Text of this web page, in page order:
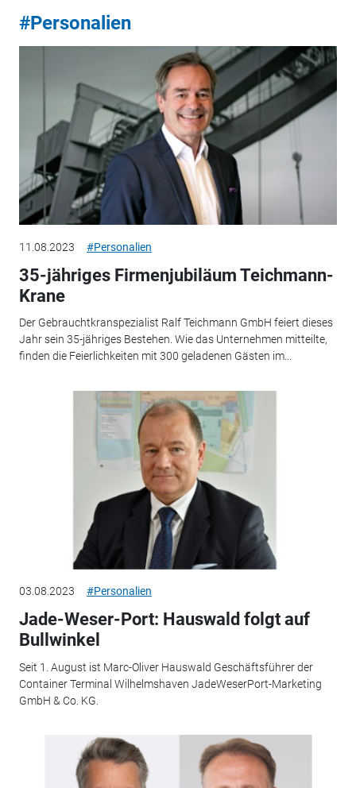
#Personalien
11.08.2023 #Personalien
35-jähriges Firmenjubiläum Teichmann-
Krane
Der Gebrauchtkranspezialist Ralf Teichmann GmbH feiert dieses
Jahr sein 35-jähriges Bestehen. Wie das Unternehmen mitteilte,
finden die Feierlichkeiten mit 300 geladenen Gästen im...
03.08.2023 #Personalien
Jade-Weser-Port: Hauswald folgt auf
Bullwinkel
Seit 1. August ist Marc-Oliver Hauswald Geschäftsführer der
Container Terminal Wilhelmshaven JadeWeserPort-Marketing
GmbH & Co. KG.